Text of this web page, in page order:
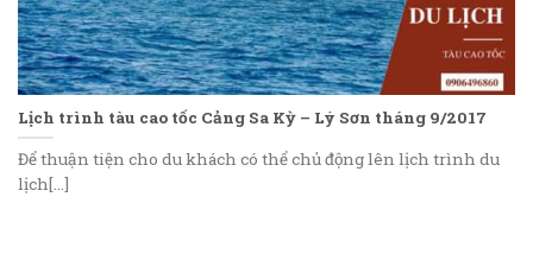
Lịch trình tàu cao tốc Cảng Sa Kỳ – Lý Sơn tháng 9/2017
Để thuận tiện cho du khách có thể chủ động lên lịch trình du
lịch[...]